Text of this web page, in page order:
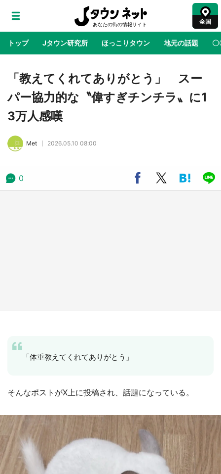
全国
トップ Jタウン研究所 ほっこりタウン 地元の話題 〇
地域×二次元 絶景 あの時はありがとう 物語がはじ
石川県×蓮ノ空女学院スクールアイドルクラブ
第五弾コラボ開始 メンバーたちとオリジナル
【8／10～31※平日限定】
「教えてくれてありがとう」 スー
パー協力的な〝偉すぎチンチラ〟に1
3万人感嘆
Met 2026.05.10 08:00
0
「体重教えてくれてありがとう」
そんなポストがX上に投稿され、話題になっている。